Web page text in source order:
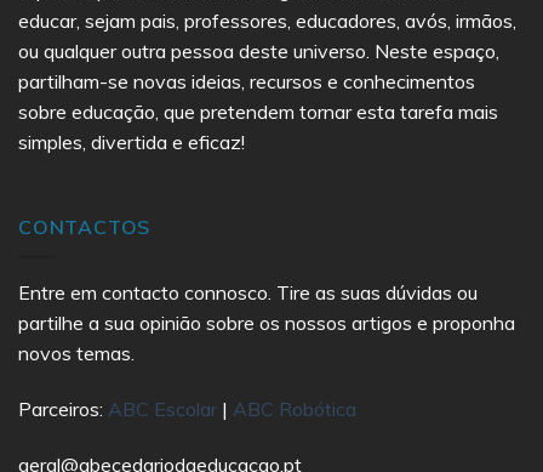
educar, sejam pais, professores, educadores, avós, irmãos,
ou qualquer outra pessoa deste universo. Neste espaço,
partilham-se novas ideias, recursos e conhecimentos
sobre educação, que pretendem tornar esta tarefa mais
simples, divertida e eficaz!
CONTACTOS
Entre em contacto connosco. Tire as suas dúvidas ou
partilhe a sua opinião sobre os nossos artigos e proponha
novos temas.
Parceiros: ABC Escolar | ABC Robótica
geral@abecedariodaeducacao.pt